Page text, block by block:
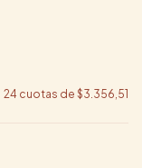
24 cuotas de $3.356,51